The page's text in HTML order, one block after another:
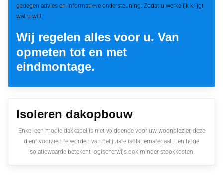
gedegen advies en informatieve ondersteuning. Zodat u werkelijk krijgt
wat u wilt.
Wij regelen alles voor u. Van
opmeten tot en met
eindmontage.
Isoleren dakopbouw
Enkel een mooie dakkapel is niet voldoende voor uw woonplezier, deze
dient voorzien te worden van het juiste isolatiemateriaal. Een hoge
isolatiewaarde betekent logischerwijs ook minder stookkosten.